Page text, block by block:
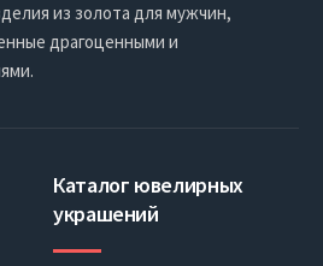
из золота для мужчин,
драгоценными и
Каталог ювелирных
украшений